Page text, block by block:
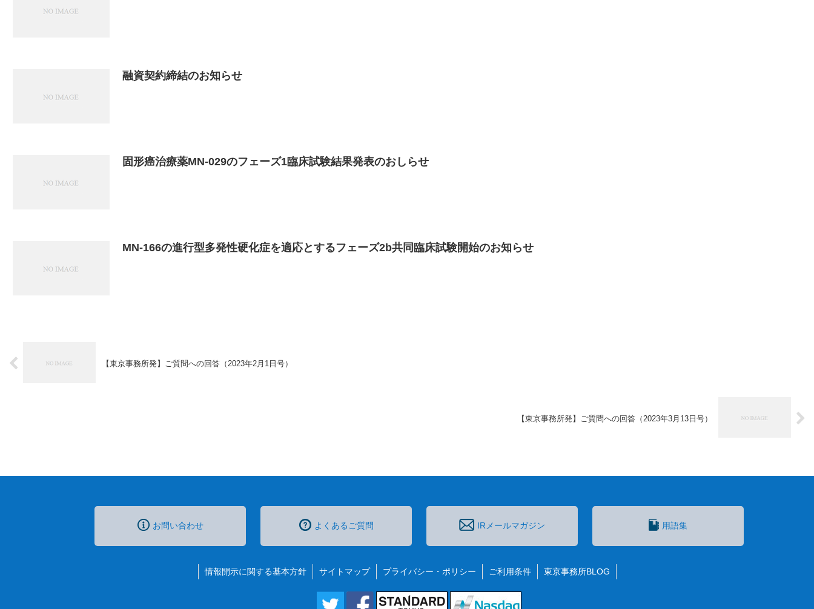
融資契約締結のお知らせ
固形癌治療薬MN-029のフェーズ1臨床試験結果発表のおしらせ
MN-166の進行型多発性硬化症を適応とするフェーズ2b共同臨床試験開始のお知らせ
【東京事務所発】ご質問への回答（2023年2月1日号）
【東京事務所発】ご質問への回答（2023年3月13日号）
お問い合わせ よくあるご質問 IRメールマガジン 用語集
情報開示に関する基本方針 サイトマップ プライバシー・ポリシー ご利用条件 東京事務所BLOG